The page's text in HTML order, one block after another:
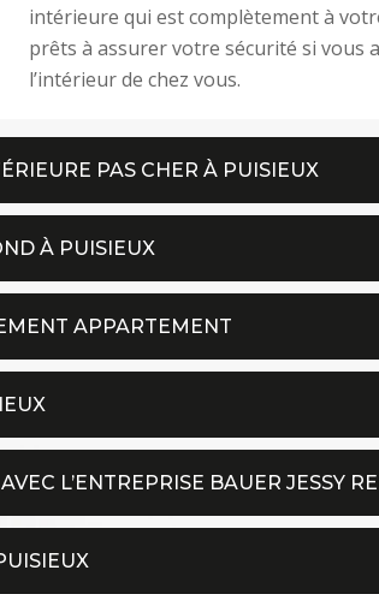
intérieure qui est complètement à
prêts à assurer votre sécurité si vous
l’intérieur de chez vous.
PAS CHER À PUISIEUX
À PUISIEUX
APPARTEMENT
L’ENTREPRISE BAUER JESSY